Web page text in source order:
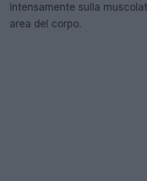
intensamente sulla
area del corpo.